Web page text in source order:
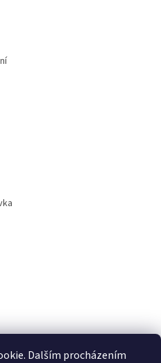
Dalším procházením
vody